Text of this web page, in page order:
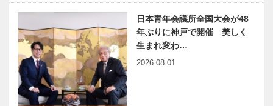
日本青年会議所全国大会が48
年ぶりに神戸で開催 美しく
生まれ変わ…
2026.08.01